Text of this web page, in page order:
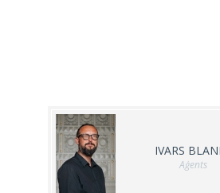
IVARS
Aģents